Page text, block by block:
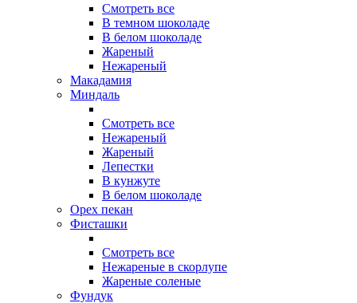
Смотреть все
В темном шоколаде
В белом шоколаде
Жареный
Нежареный
Макадамия
Миндаль
Смотреть все
Нежареный
Жареный
Лепестки
В кунжуте
В белом шоколаде
Орех пекан
Фисташки
Смотреть все
Нежареные в скорлупе
Жареные соленые
Фундук